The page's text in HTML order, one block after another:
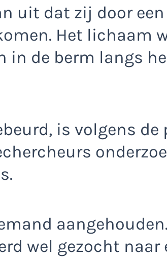
uit dat zij door
Het lichaam
in de berm langs
is volgens
wel gezocht naar